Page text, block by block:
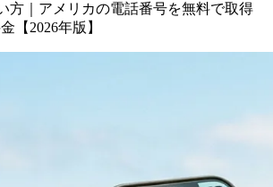
方｜アメリカの電話番号を無料で取得
【2026年版】